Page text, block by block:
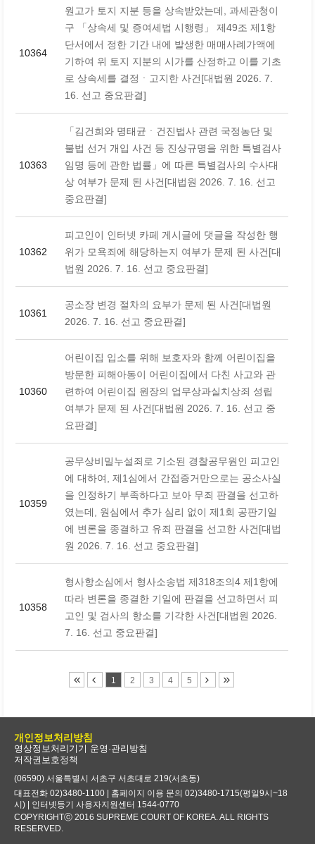
10364
원고가 토지 지분 등을 상속받았는데, 과세관청이
구 「상속세 및 증여세법 시행령」 제49조 제1항
단서에서 정한 기간 내에 발생한 매매사례가액에
기하여 위 토지 지분의 시가를 산정하고 이를 기초
로 상속세를 결정ㆍ고지한 사건[대법원 2026. 7.
16. 선고 중요판결]
10363
「김건희와 명태균ㆍ건진법사 관련 국정농단 및
불법 선거 개입 사건 등 진상규명을 위한 특별검사
임명 등에 관한 법률」에 따른 특별검사의 수사대
상 여부가 문제 된 사건[대법원 2026. 7. 16. 선고
중요판결]
10362
피고인이 인터넷 카페 게시글에 댓글을 작성한 행
위가 모욕죄에 해당하는지 여부가 문제 된 사건[대
법원 2026. 7. 16. 선고 중요판결]
10361
공소장 변경 절차의 요부가 문제 된 사건[대법원
2026. 7. 16. 선고 중요판결]
10360
어린이집 입소를 위해 보호자와 함께 어린이집을
방문한 피해아동이 어린이집에서 다친 사고와 관
련하여 어린이집 원장의 업무상과실치상죄 성립
여부가 문제 된 사건[대법원 2026. 7. 16. 선고 중
요판결]
10359
공무상비밀누설죄로 기소된 경찰공무원인 피고인
에 대하여, 제1심에서 간접증거만으로는 공소사실
을 인정하기 부족하다고 보아 무죄 판결을 선고하
였는데, 원심에서 추가 심리 없이 제1회 공판기일
에 변론을 종결하고 유죄 판결을 선고한 사건[대법
원 2026. 7. 16. 선고 중요판결]
10358
형사항소심에서 형사소송법 제318조의4 제1항에
따라 변론을 종결한 기일에 판결을 선고하면서 피
고인 및 검사의 항소를 기각한 사건[대법원 2026.
7. 16. 선고 중요판결]
1 2 3 4 5
개인정보처리방침
영상정보처리기기 운영·관리방침
저작권보호정책
(06590) 서울특별시 서초구 서초대로 219(서초동)
대표전화 02)3480-1100 | 홈페이지 이용 문의 02)3480-1715(평일9시~18
시) | 인터넷등기 사용자지원센터 1544-0770
COPYRIGHTⓒ 2016 SUPREME COURT OF KOREA. ALL RIGHTS
RESERVED.